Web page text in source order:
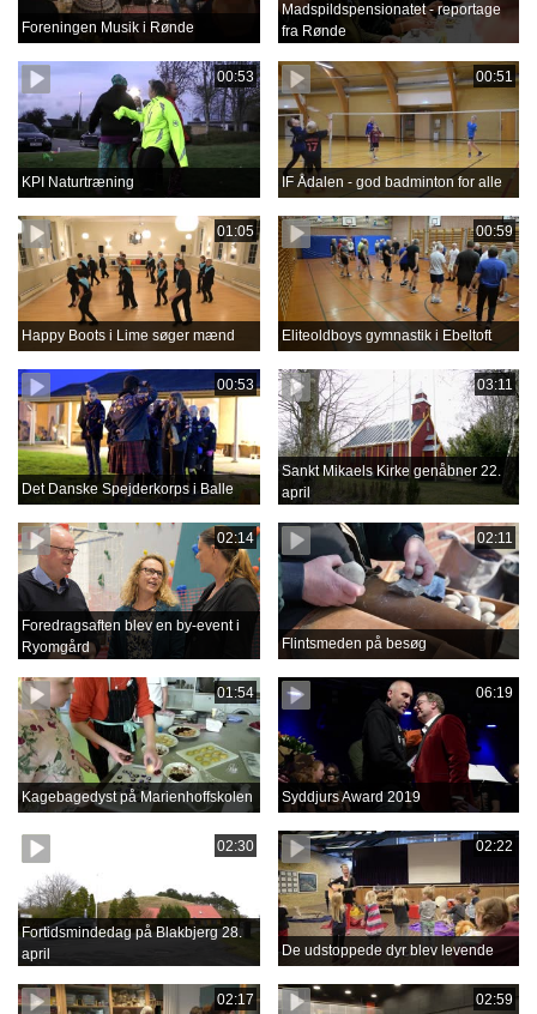
Foreningen Musik i Rønde
Madspildspensionatet - reportage
fra Rønde
00:53
KPI Naturtræning
00:51
IF Ådalen - god badminton for alle
01:05
Happy Boots i Lime søger mænd
00:59
Eliteoldboys gymnastik i Ebeltoft
00:53
Det Danske Spejderkorps i Balle
03:11
Sankt Mikaels Kirke genåbner 22.
april
02:14
Foredragsaften blev en by-event i
Ryomgård
02:11
Flintsmeden på besøg
01:54
Kagebagedyst på Marienhoffskolen
06:19
Syddjurs Award 2019
02:30
Fortidsmindedag på Blakbjerg 28.
april
02:22
De udstoppede dyr blev levende
02:17 02:59